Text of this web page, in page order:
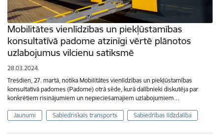
Mobilitātes vienlīdzības un piekļūstamības
konsultatīvā padome atzinīgi vērtē plānotos
uzlabojumus vilcienu satiksmē
28.03.2024.
Trešdien, 27. martā, notika Mobilitātes vienlīdzības un piekļūstamības
konsultatīvā padomes (Padome) otrā sēde, kurā dalībnieki diskutēja par
konkrētiem risinājumiem un nepieciešamajiem uzlabojumiem…
Jaunumi Sabiedriskais transports Sabiedrības līdzdalība